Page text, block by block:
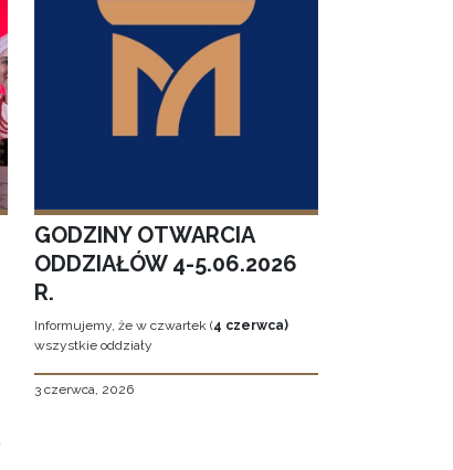
GODZINY OTWARCIA
ODDZIAŁÓW 4-5.06.2026
R.
Informujemy, że w czwartek (4 czerwca)
wszystkie oddziały
3 czerwca, 2026